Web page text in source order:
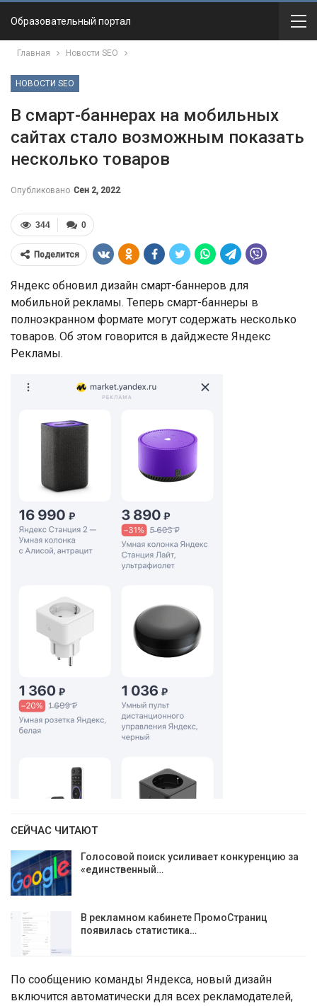
Образовательный портал
Главная Новости SEO
НОВОСТИ SEO
В смарт-баннерах на мобильных
сайтах стало возможным показать
несколько товаров
Опубликовано Сен 2, 2022
0
344
Поделится
Яндекс обновил дизайн смарт-баннеров для
мобильной рекламы. Теперь смарт-баннеры в
полноэкранном формате могут содержать несколько
товаров. Об этом говорится в дайджесте Яндекс
Рекламы.
СЕЙЧАС ЧИТАЮТ
Голосовой поиск усиливает конкуренцию за
«единственный…
В рекламном кабинете ПромоСтраниц
появилась статистика…
По сообщению команды Яндекса, новый дизайн
включится автоматически для всех рекламодателей,